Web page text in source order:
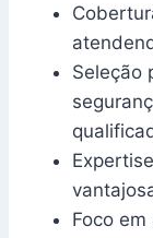
Seleção
Foco